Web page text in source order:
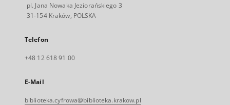
pl. Jana Nowaka Jeziorańskiego 3
31-154 Kraków, POLSKA
Telefon
+48 12 618 91 00
E-Mail
biblioteka.cyfrowa@biblioteka.krakow.pl